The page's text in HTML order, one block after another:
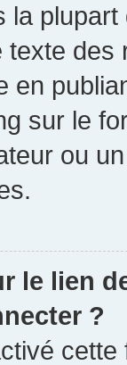
la
en
sur le
ou
le lien
?